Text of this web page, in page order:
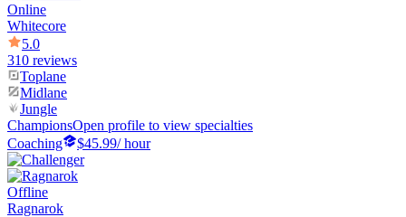
Online
Whitecore
5.0
310 reviews
Toplane
Midlane
Jungle
ChampionsOpen profile to view specialties
Coaching
$45.99/ hour
Offline
Ragnarok